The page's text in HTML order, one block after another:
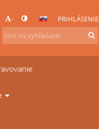
- PRIHLÁSENIE